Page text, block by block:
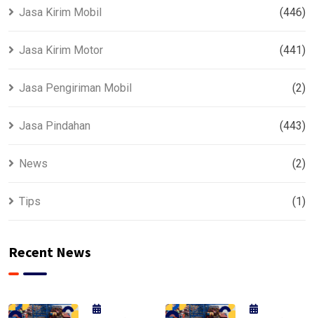
Jasa Kirim Mobil (446)
Jasa Kirim Motor (441)
Jasa Pengiriman Mobil (2)
Jasa Pindahan (443)
News (2)
Tips (1)
Recent News